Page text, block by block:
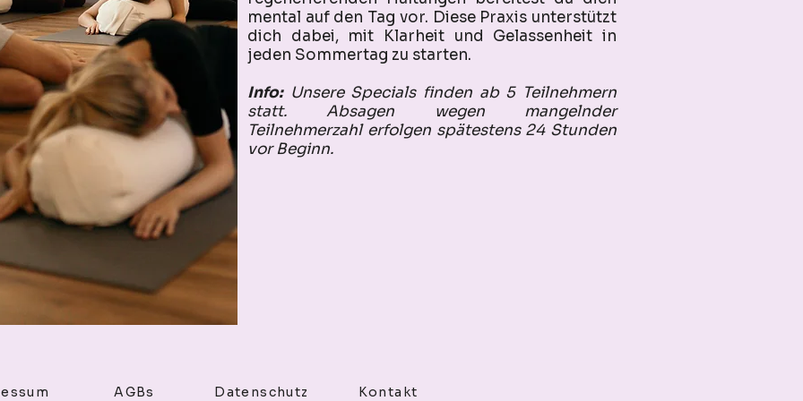
mental auf den Tag vor. Diese Praxis unterstützt
dich dabei, mit Klarheit und Gelassenheit in
jeden Sommertag zu starten.
Info: Unsere Specials finden ab 5 Teilnehmern
statt. Absagen wegen mangelnder
Teilnehmerzahl erfolgen spätestens 24 Stunden
vor Beginn.
AGBs Datenschutz Kontakt